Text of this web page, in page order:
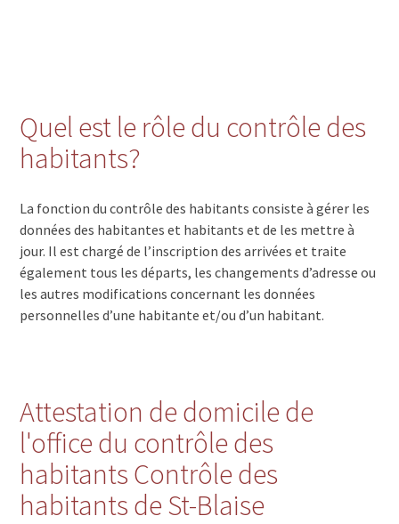
Quel est le rôle du contrôle des
habitants?
La fonction du contrôle des habitants consiste à gérer les
données des habitantes et habitants et de les mettre à
jour. Il est chargé de l’inscription des arrivées et traite
également tous les départs, les changements d’adresse ou
les autres modifications concernant les données
personnelles d’une habitante et/ou d’un habitant.
Attestation de domicile de
l'office du contrôle des
habitants Contrôle des
habitants de St-Blaise